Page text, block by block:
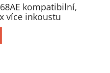
kompatibilní,
více inkoustu